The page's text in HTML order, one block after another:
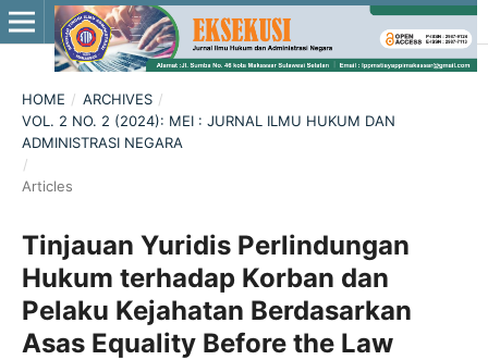
HOME / ARCHIVES /
VOL. 2 NO. 2 (2024): MEI : JURNAL ILMU HUKUM DAN
ADMINISTRASI NEGARA
/
Articles
Tinjauan Yuridis Perlindungan
Hukum terhadap Korban dan
Pelaku Kejahatan Berdasarkan
Asas Equality Before the Law